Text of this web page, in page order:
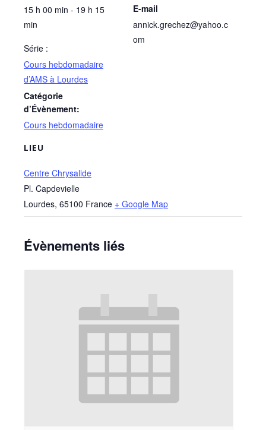
15 h 00 min - 19 h 15
min
Série :
Cours hebdomadaire
d’AMS à Lourdes
Catégorie
d’Évènement:
Cours hebdomadaire
LIEU
Centre Chrysalide
Pl. Capdevielle
Lourdes, 65100 France + Google Map
E-mail
annick.grechez@yahoo.c
om
Évènements liés